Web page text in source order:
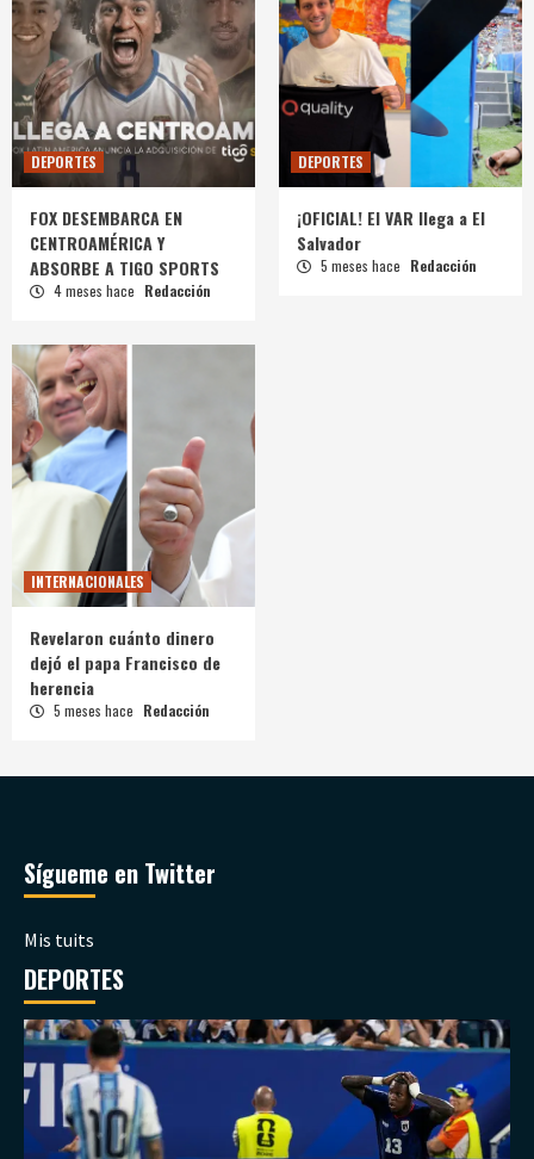
DEPORTES
FOX DESEMBARCA EN
CENTROAMÉRICA Y
ABSORBE A TIGO SPORTS
4 meses hace Redacción
DEPORTES
¡OFICIAL! El VAR llega a El
Salvador
5 meses hace Redacción
INTERNACIONALES
Revelaron cuánto dinero
dejó el papa Francisco de
herencia
5 meses hace Redacción
Sígueme en Twitter
Mis tuits
DEPORTES